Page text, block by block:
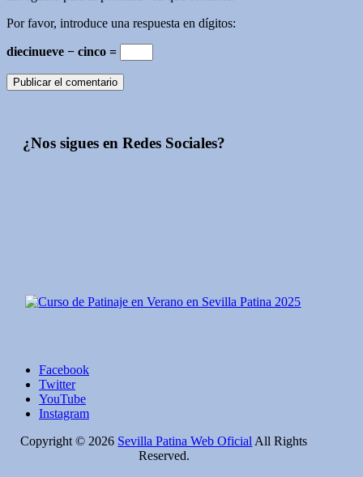
Por favor, introduce una respuesta en dígitos:
diecinueve − cinco =
¿Nos sigues en Redes Sociales?
Facebook
Twitter
YouTube
Instagram
Copyright © 2026 Sevilla Patina Web Oficial All Rights
Reserved.